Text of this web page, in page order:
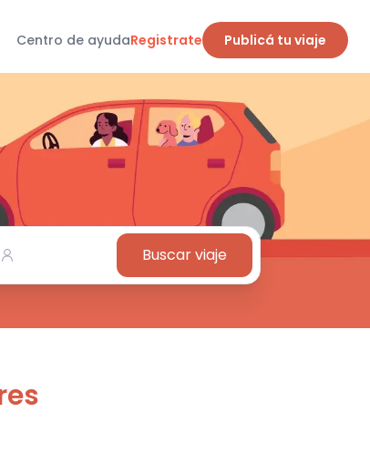
Centro de ayudaRegistrate Publicá tu viaje
Buscar viaje